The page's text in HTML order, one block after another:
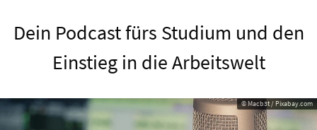
Dein Podcast fürs Studium und den
Einstieg in die Arbeitswelt
© Macb3t / Pixabay.com